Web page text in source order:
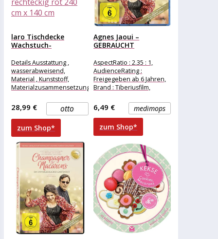
laro Tischdecke
Wachstuch-
Weihnachten
Macarons Rose Rot...
Details Ausstattung ,
wasserabweisend,
Material , Kunststoff,
Materialzusammensetzung
Gewicht Breite , 240 cm,
Länge , 140
otto
28,99 €
zum Shop*
Agnes Jaoui –
GEBRAUCHT
Macarons...
AspectRatio : 2.35 : 1,
AudienceRating :
Freigegeben ab 6 Jahren,
Brand : Tiberiusfilm,
Standard
medimops
6,49 €
zum Shop*